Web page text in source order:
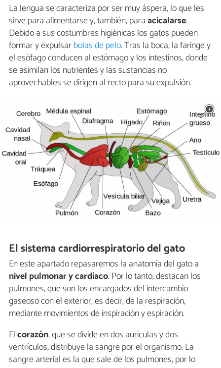
La lengua se caracteriza por ser muy áspera, lo que les
sirve para alimentarse y, también, paraacicalarse.
Debido a sus costumbres higiénicas los gatos pueden
formar y expulsarbolas de pelo. Tras la boca, la faringe y
el esófago conducen al estómago y los intestinos, donde
se asimilan los nutrientes y las sustancias no
aprovechables se dirigen al recto para su expulsión.
El sistema cardiorrespiratorio del gato
En este apartado repasaremos la anatomía del gato a
nivel pulmonar y cardíaco. Por lo tanto, destacan los
pulmones, que son los encargados del intercambio
gaseoso con el exterior, es decir, de la respiración,
mediante movimientos de inspiración y espiración.
Elcorazón, que se divide en dos aurículas y dos
ventrículos, distribuye la sangre por el organismo. La
sangre arterial es la que sale de los pulmones, por lo